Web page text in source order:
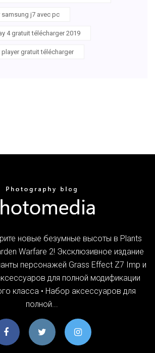
j7 avec pc
4 gratuit télécharger 2019
gratuit télécharger
новые безумные высоты в Plants
Warfare 2! Эксклюзивное издание
персонажей Grass Effect Z7 Imp и
для полной модификации
класса • Набор аксессуаров для
полной...